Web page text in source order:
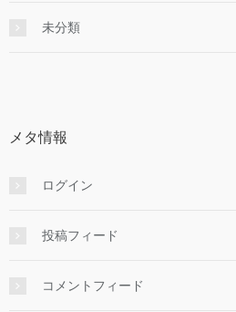
未分類
メタ情報
ログイン
投稿フィード
コメントフィード